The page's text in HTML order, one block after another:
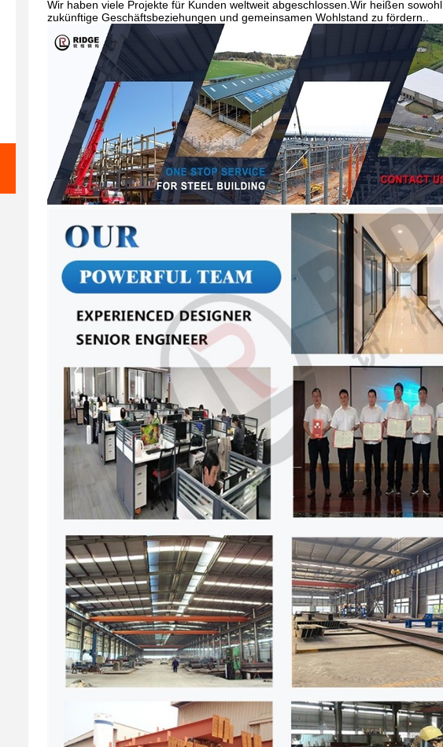
Wir haben viele Projekte für Kunden weltweit abgeschlossen.Wir heißen
zukünftige Geschäftsbeziehungen und gemeinsamen Wohlstand zu fördern..